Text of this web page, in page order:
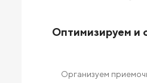
Оптимизируем и
Организуем